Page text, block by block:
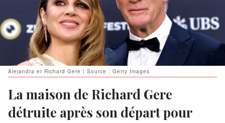
Alejandra et Richard Gere | Source : Getty Images
La maison de Richard Gere
détruite après son départ pour